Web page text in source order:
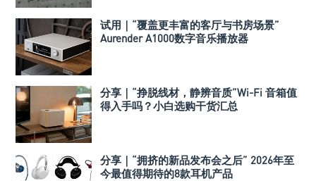
试用｜“覆盖更丰富的客厅与书房场景”
Aurender A1000数字音乐播放器
分享｜“挣脱线材，静辨音质”Wi-Fi 音箱值
得入手吗？小白选购干货汇总
分享｜“拥挤的新品发布会之后” 2026年至
今最值得期待的8款耳机产品